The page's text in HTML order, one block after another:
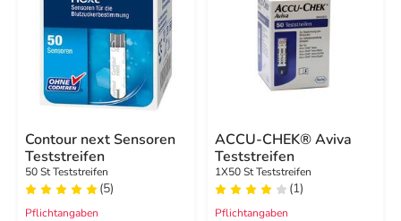
Contour next Sensoren
Teststreifen
50 St Teststreifen
(5)
Pflichtangaben
ACCU-CHEK® Aviva
Teststreifen
1X50 St Teststreifen
(1)
Pflichtangaben